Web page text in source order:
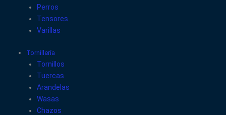
Perros
Tensores
Varillas
Tornillería
Tornillos
Tuercas
Arandelas
Wasas
Chazos